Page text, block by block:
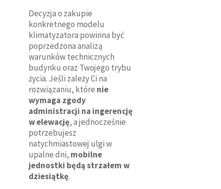
Decyzja o zakupie
konkretnego modelu
klimatyzatora powinna być
poprzedzona analizą
warunków technicznych
budynku oraz Twojego trybu
życia. Jeśli zależy Ci na
rozwiązaniu, które nie
wymaga zgody
administracji na ingerencję
w elewację, a jednocześnie
potrzebujesz
natychmiastowej ulgi w
upalne dni, mobilne
jednostki będą strzałem w
dziesiątkę.